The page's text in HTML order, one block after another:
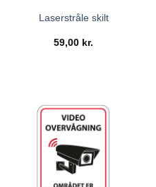
Laserstråle skilt
59,00 kr.